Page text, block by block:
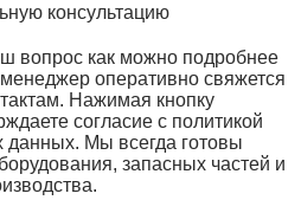
консультацию
вопрос как можно подробнее
оперативно свяжется
Нажимая кнопку
согласие с политикой
данных. Мы всегда готовы
запасных частей и